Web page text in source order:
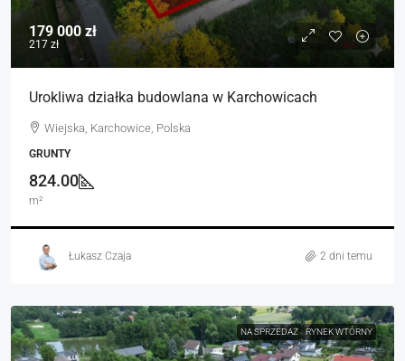
179 000 zł
217 zł
Urokliwa działka budowlana w Karchowicach
Wiejska, Karchowice, Polska
GRUNTY
824.00
m²
Łukasz Czaja 2 dni temu
NA SPRZEDAŻ RYNEK WTÓRNY